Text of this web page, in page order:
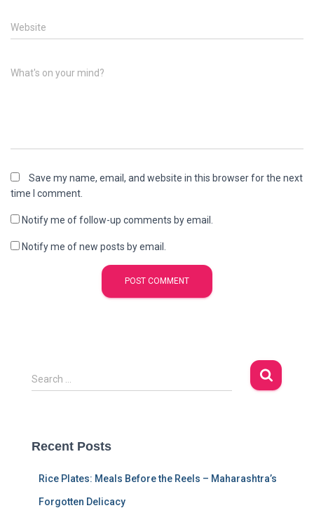
Website
What's on your mind?
Save my name, email, and website in this browser for the next
time I comment.
Notify me of follow-up comments by email.
Notify me of new posts by email.
S
e
h
Search …
Recent Posts
Rice Plates: Meals Before the Reels – Maharashtra’s
Forgotten Delicacy